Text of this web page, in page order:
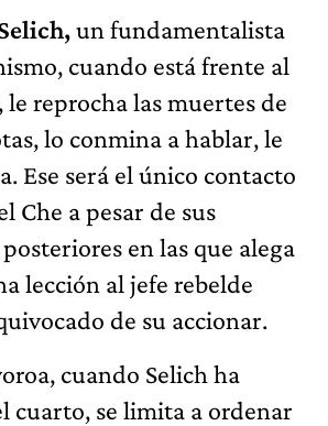
un fundamentalista
cuando está frente al
reprocha las muertes de
lo conmina a hablar, le
Ese será el único contacto
Che a pesar de sus
en las que alega
lección al jefe rebelde
de su accionar.
cuando Selich ha
cuarto, se limita a ordenar